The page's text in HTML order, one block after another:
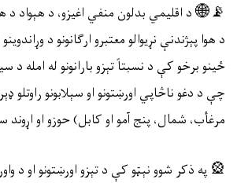
📡🌐د اقلیمي بدلون منفي اغیزو، د هېواد د
د هوا پېژندنې نړیوالو معتبرو ارګانونو د
ځينو برخو کې د نسبتاً تېزو بارانونو له امله د
چې د دغو ناڅاپي اورښتونو او سېلابونو راوتلو
مرغأب، شمال، پنج آمو او کابل) حوزو او
🎡 په ذکر شوو نېټو کې د تېزو اورښتونو او د